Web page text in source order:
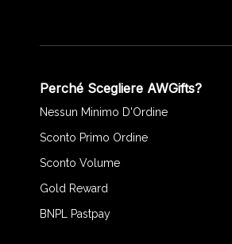
Perché Scegliere AWGifts?
Nessun Minimo D'Ordine
Sconto Primo Ordine
Sconto Volume
Gold Reward
BNPL Pastpay